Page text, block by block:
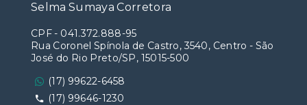
Selma Sumaya Corretora
CPF- 041.372.888-95
Rua Coronel Spínola de Castro, 3540, Centro - São
José do Rio Preto/SP, 15015-500
(17) 99622-6458
(17) 99646-1230